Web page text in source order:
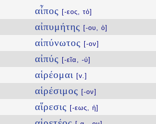
αἶπος [-εος, τό]
αἰπυμήτης [-ου, ὁ]
αἰπύνωτος [-ον]
αἰπύς [-εῖα, -ύ]
αἱρέομαι [v.]
αἱρέσιμος [-ον]
αἵρεσις [-εως, ἡ]